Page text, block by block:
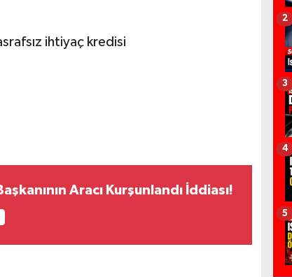
ihtiyaç kredisi
Aracı Kurşunlandı İddiası!
2
3
4
5